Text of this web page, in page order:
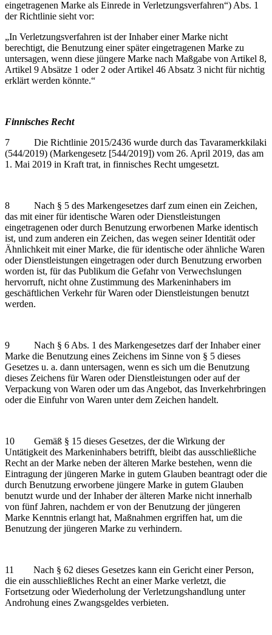
eingetragenen Marke als Einrede in Verletzungsverfahren“) Abs. 1
der Richtlinie sieht vor:
„In Verletzungsverfahren ist der Inhaber einer Marke nicht
berechtigt, die Benutzung einer später eingetragenen Marke zu
untersagen, wenn diese jüngere Marke nach Maßgabe von Artikel 8,
Artikel 9 Absätze 1 oder 2 oder Artikel 46 Absatz 3 nicht für nichtig
erklärt werden könnte.“
Finnisches Recht
7 Die Richtlinie 2015/2436 wurde durch das Tavaramerkkilaki
(544/2019) (Markengesetz [544/2019]) vom 26. April 2019, das am
1. Mai 2019 in Kraft trat, in finnisches Recht umgesetzt.
8 Nach § 5 des Markengesetzes darf zum einen ein Zeichen,
das mit einer für identische Waren oder Dienstleistungen
eingetragenen oder durch Benutzung erworbenen Marke identisch
ist, und zum anderen ein Zeichen, das wegen seiner Identität oder
Ähnlichkeit mit einer Marke, die für identische oder ähnliche Waren
oder Dienstleistungen eingetragen oder durch Benutzung erworben
worden ist, für das Publikum die Gefahr von Verwechslungen
hervorruft, nicht ohne Zustimmung des Markeninhabers im
geschäftlichen Verkehr für Waren oder Dienstleistungen benutzt
werden.
9 Nach § 6 Abs. 1 des Markengesetzes darf der Inhaber einer
Marke die Benutzung eines Zeichens im Sinne von § 5 dieses
Gesetzes u. a. dann untersagen, wenn es sich um die Benutzung
dieses Zeichens für Waren oder Dienstleistungen oder auf der
Verpackung von Waren oder um das Angebot, das Inverkehrbringen
oder die Einfuhr von Waren unter dem Zeichen handelt.
10 Gemäß § 15 dieses Gesetzes, der die Wirkung der
Untätigkeit des Markeninhabers betrifft, bleibt das ausschließliche
Recht an der Marke neben der älteren Marke bestehen, wenn die
Eintragung der jüngeren Marke in gutem Glauben beantragt oder die
durch Benutzung erworbene jüngere Marke in gutem Glauben
benutzt wurde und der Inhaber der älteren Marke nicht innerhalb
von fünf Jahren, nachdem er von der Benutzung der jüngeren
Marke Kenntnis erlangt hat, Maßnahmen ergriffen hat, um die
Benutzung der jüngeren Marke zu verhindern.
11 Nach § 62 dieses Gesetzes kann ein Gericht einer Person,
die ein ausschließliches Recht an einer Marke verletzt, die
Fortsetzung oder Wiederholung der Verletzungshandlung unter
Androhung eines Zwangsgeldes verbieten.